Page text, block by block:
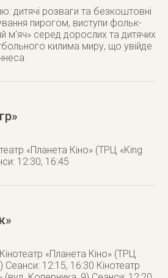
дитячі розваги та безкоштовні
пирогом, виступи фольк-
м'яч» серед дорослих та дитячих
килима миру, що увійде
«Планета Кіно» (ТРЦ «King
12:30, 16:45
«Планета Кіно» (ТРЦ
Сеанси: 12:15, 16:30 Кінотеатр